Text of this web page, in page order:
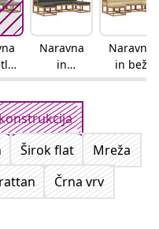
Naravna
in
antracitn
a
Naravna
in bež
Širok flat
Mreža
Črna vrv